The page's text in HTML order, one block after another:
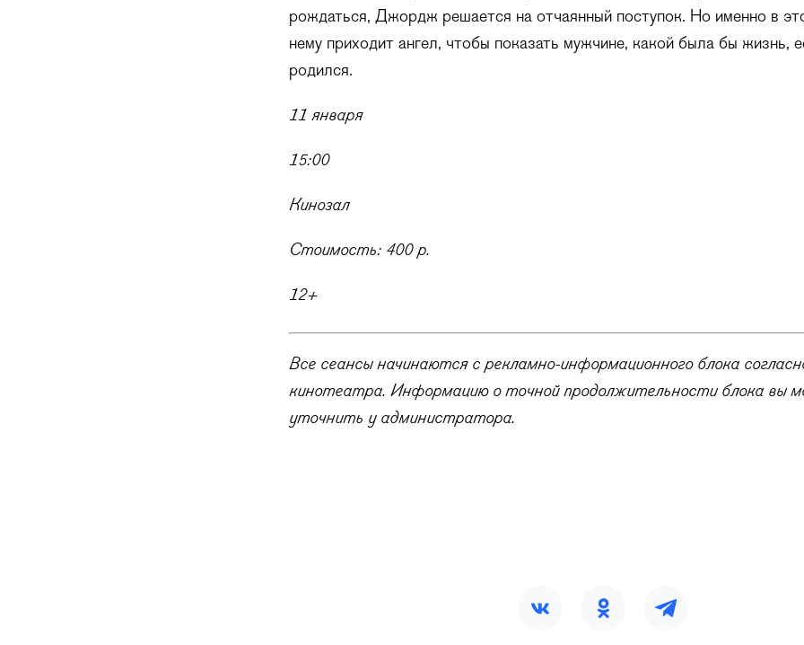
рождаться, Джордж решается на отчаянный поступок. Но именно в
нему приходит ангел, чтобы показать мужчине, какой была бы жизнь,
родился.
11 января
15:00
Кинозал
Стоимость: 400 р.
12+
Все сеансы начинаются с рекламно-информационного блока
кинотеатра. Информацию о точной продолжительности блока вы
уточнить у администратора.